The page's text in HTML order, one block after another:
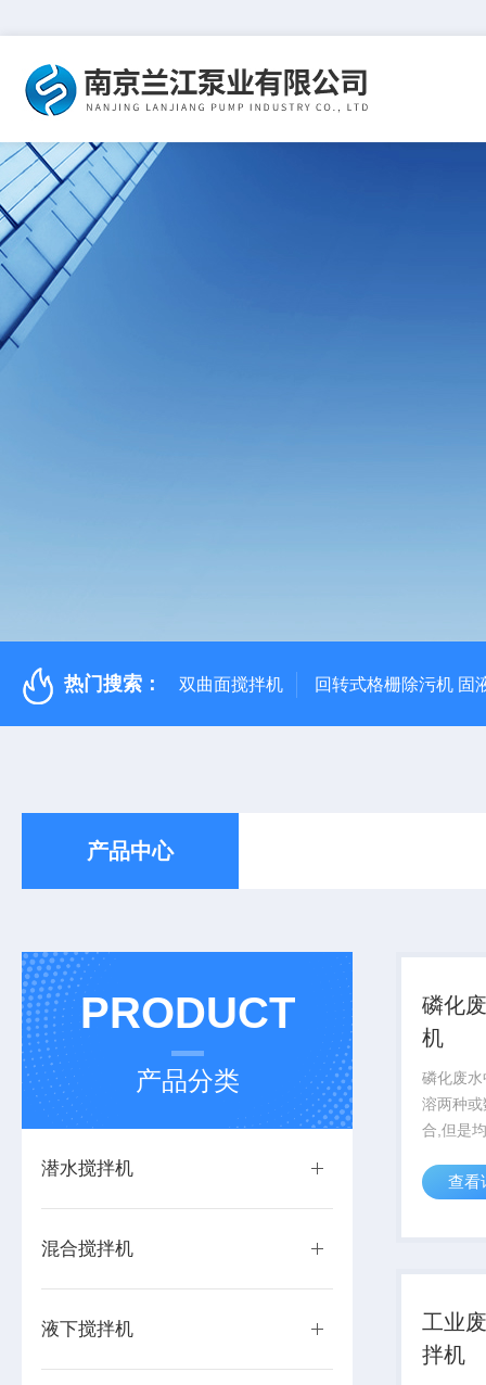
热门搜索： 双曲面搅拌机 回转式格栅除污机 固
产品中心
PRODUCT
产品分类
潜水搅拌机
混合搅拌机
液下搅拌机
磷化
机
磷化废
溶两种
合,但是
应,对于
匀。对
查看
工业
拌机